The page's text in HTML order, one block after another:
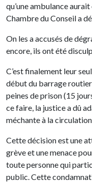
qu’une ambulance
Chambre du Conseil a
On les a accusés de
encore, ils ont été
C’est finalement leur
début du barrage
peines de prison (15
ce faire, la justice a dû
méchante à la circulation
Cette décision est une
grève et une menace
toute personne qui
public. Cette